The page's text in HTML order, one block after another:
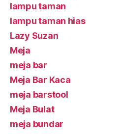
lampu taman
lampu taman hias
Lazy Suzan
Meja
meja bar
Meja Bar Kaca
meja barstool
Meja Bulat
meja bundar